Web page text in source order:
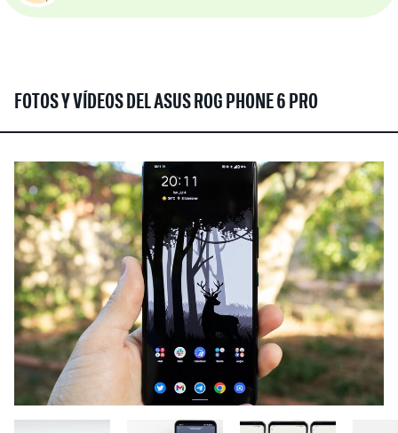
FOTOS Y VÍDEOS DEL ASUS ROG PHONE 6 PRO